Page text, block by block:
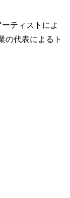
ティストによ
の代表によるト